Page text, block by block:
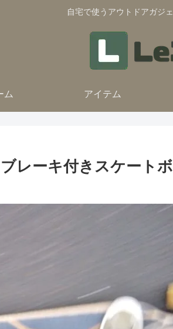
自宅で使うアウトドアガジ
ム アイテム
レーキ付きスケート